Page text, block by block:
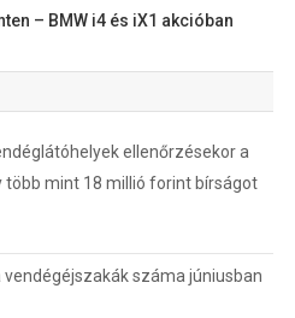
– BMW i4 és iX1 akcióban
ellenőrzésekor a
mint 18 millió forint bírságot
vendégéjszakák száma júniusban